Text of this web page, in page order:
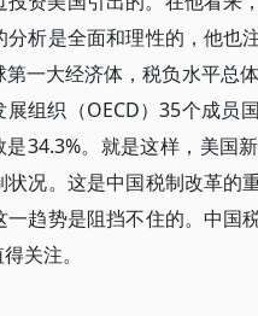
析是全面和理性的，他也
一大经济体，税负水平总
组织（OECD）35个成员
34.3%。就是这样，美国
况。这是中国税制改革的
趋势是阻挡不住的。中国
关注。